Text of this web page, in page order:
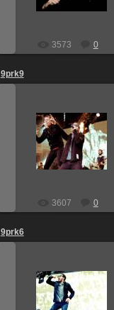
3573 0
9prk9
24.06.2011
Karma_Killer
3607 0
9prk6
24.06.2011